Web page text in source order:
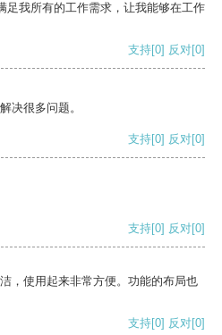
足我所有的工作需求，让我能够在工作
支持[0] 反对[0]
决很多问题。
支持[0] 反对[0]
支持[0] 反对[0]
，使用起来非常方便。功能的布局也
支持[0] 反对[0]